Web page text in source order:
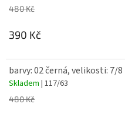
480 Kč
390 Kč
barvy: 02 černá, velikosti: 7/8
Skladem | 117/63
480 Kč